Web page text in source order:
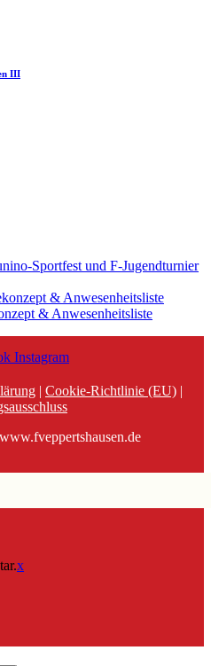
III
Sportfest und F-Jugendturnier
& Anwesenheitsliste
& Anwesenheitsliste
Instagram
| Cookie-Richtlinie (EU) |
x